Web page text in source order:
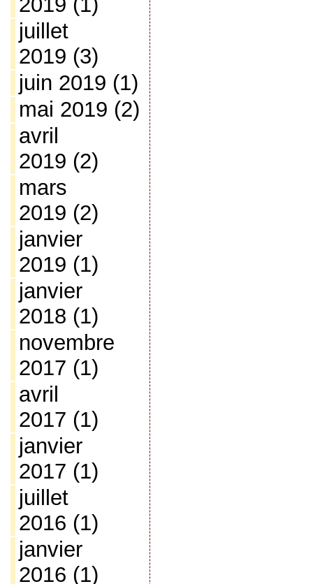
juillet
2019 (3)
juin 2019 (1)
mai 2019 (2)
avril
2019 (2)
mars
2019 (2)
janvier
2019 (1)
janvier
2018 (1)
novembre
2017 (1)
avril
2017 (1)
janvier
2017 (1)
juillet
2016 (1)
janvier
2016 (1)